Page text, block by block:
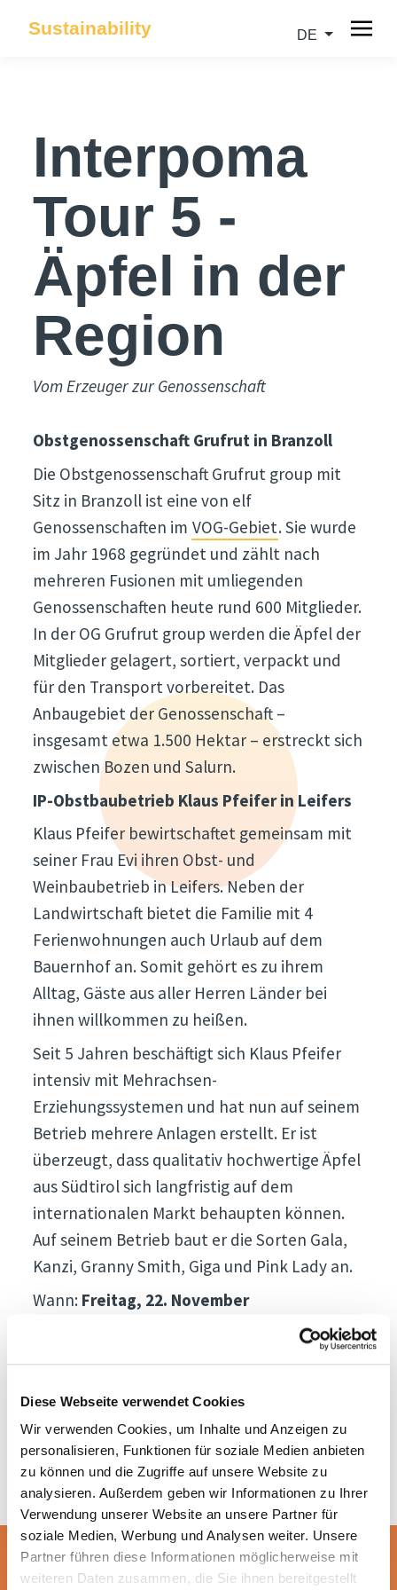
Diese Webseite verwendet Cookies
Wir verwenden Cookies, um Inhalte und Anzeigen zu
personalisieren, Funktionen für soziale Medien anbieten
zu können und die Zugriffe auf unsere Website zu
analysieren. Außerdem geben wir Informationen zu Ihrer
Verwendung unserer Website an unsere Partner für
soziale Medien, Werbung und Analysen weiter. Unsere
Partner führen diese Informationen möglicherweise mit
weiteren Daten zusammen, die Sie ihnen bereitgestellt
Sustainability DE
Interpoma
Tour 5 -
Äpfel in der
Region
Vom Erzeuger zur Genossenschaft
Obstgenossenschaft Grufrut in Branzoll
Die Obstgenossenschaft Grufrut group mit
Sitz in Branzoll ist eine von elf
Genossenschaften im VOG-Gebiet. Sie wurde
im Jahr 1968 gegründet und zählt nach
mehreren Fusionen mit umliegenden
Genossenschaften heute rund 600 Mitglieder.
In der OG Grufrut group werden die Äpfel der
Mitglieder gelagert, sortiert, verpackt und
für den Transport vorbereitet. Das
Anbaugebiet der Genossenschaft –
insgesamt etwa 1.500 Hektar – erstreckt sich
zwischen Bozen und Salurn.
IP-Obstbaubetrieb Klaus Pfeifer in Leifers
Klaus Pfeifer bewirtschaftet gemeinsam mit
seiner Frau Evi ihren Obst- und
Weinbaubetrieb in Leifers. Neben der
Landwirtschaft bietet die Familie mit 4
Ferienwohnungen auch Urlaub auf dem
Bauernhof an. Somit gehört es zu ihrem
Alltag, Gäste aus aller Herren Länder bei
ihnen willkommen zu heißen.
Seit 5 Jahren beschäftigt sich Klaus Pfeifer
intensiv mit Mehrachsen-
Erziehungssystemen und hat nun auf seinem
Betrieb mehrere Anlagen erstellt. Er ist
überzeugt, dass qualitativ hochwertige Äpfel
aus Südtirol sich langfristig auf dem
internationalen Markt behaupten können.
Auf seinem Betrieb baut er die Sorten Gala,
Kanzi, Granny Smith, Giga und Pink Lady an.
Wann: Freitag, 22. November
Abfahrt mit dem Bus vom Messeplatz
um 8:30 Uhr und Rückkehr um 12:30 Uhr
Wie:Teilnahme durch Vorzeigen des Online-
Tickets um € 110 bei der Abreise
Kaufe dein Ticket für